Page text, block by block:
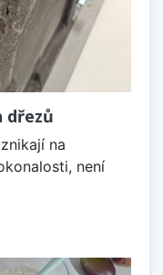
dřezů
na
není